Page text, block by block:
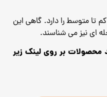
تا متوسط را دارد. گاهی این
ای نیز می شناسند.
محصولات بر روی لینک زیر